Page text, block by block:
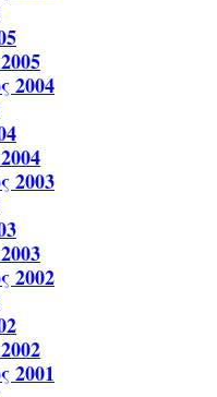
2004
2003
2002
2001